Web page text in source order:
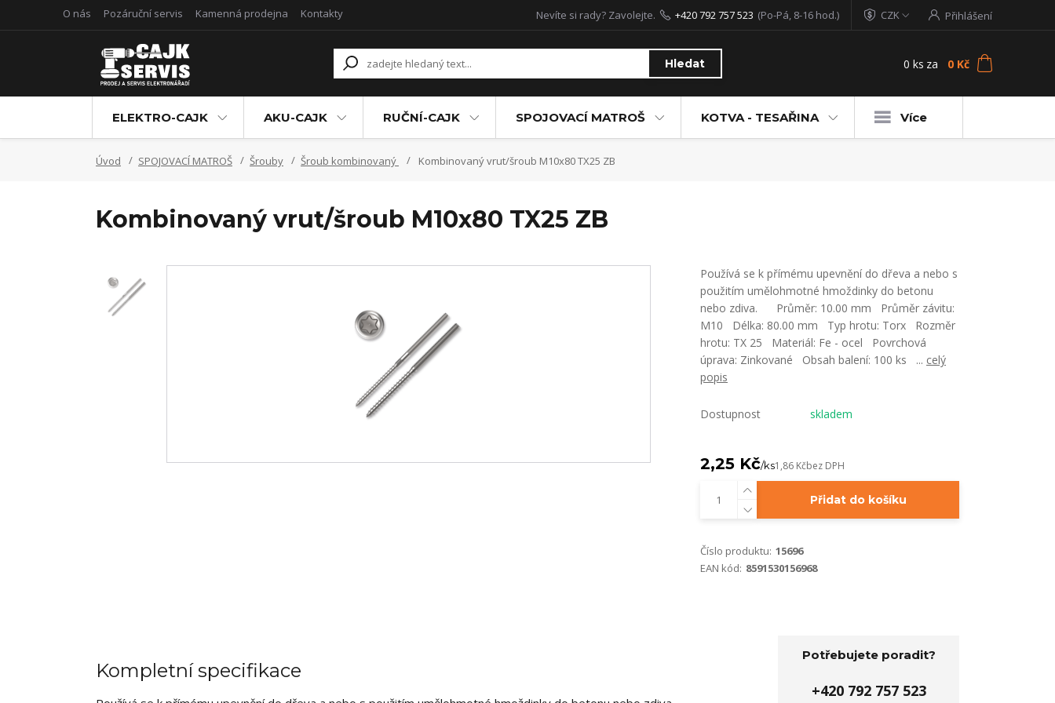
O nás Pozáruční servis Kamenná prodejna Kontakty CZK Přihlášení
Hledat
Nevíte si rady? Zavolejte. +420 792 757 523 (Po-Pá, 8-16 hod.)
0 ks za 0 Kč
ELEKTRO-CAJK AKU-CAJK RUČNÍ-CAJK SPOJOVACÍ MATROŠ KOTVA - TESAŘINA Více
Úvod SPOJOVACÍ MATROŠ Šrouby Šroub kombinovaný Kombinovaný vrut/šroub M10x80 TX25 ZB
Kombinovaný vrut/šroub M10x80 TX25 ZB
Používá se k přímému upevnění do dřeva a nebo s
použitím umělohmotné hmoždinky do betonu
nebo zdiva. Průměr: 10.00 mm Průměr závitu:
M10 Délka: 80.00 mm Typ hrotu: Torx Rozměr
hrotu: TX 25 Materiál: Fe - ocel Povrchová
úprava: Zinkované Obsah balení: 100 ks ... celý
popis
Dostupnost skladem
2,25 Kč/ks1,86 Kčbez DPH
Přidat do košíku
Číslo produktu: 15696
EAN kód: 8591530156968
Kompletní specifikace
Potřebujete poradit?
+420 792 757 523